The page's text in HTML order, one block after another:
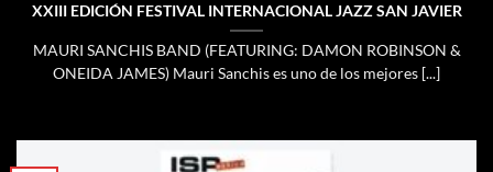
XXIII EDICIÓN FESTIVAL INTERNACIONAL JAZZ SAN JAVIER
MAURI SANCHIS BAND (FEATURING: DAMON ROBINSON &
ONEIDA JAMES) Mauri Sanchis es uno de los mejores [...]